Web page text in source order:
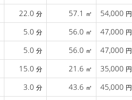
22.0 分 57.1 ㎡ 54,000 円
5.0 分 56.0 ㎡ 47,000 円
5.0 分 56.0 ㎡ 47,000 円
15.0 分 21.6 ㎡ 35,000 円
3.0 分 43.6 ㎡ 45,000 円